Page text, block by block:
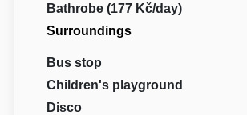
Bathrobe (177 Kč/day)
Surroundings
Bus stop
Children's playground
Disco